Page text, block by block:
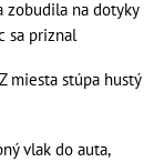
zobudila na dotyky
sa priznal
miesta stúpa hustý
vlak do auta,